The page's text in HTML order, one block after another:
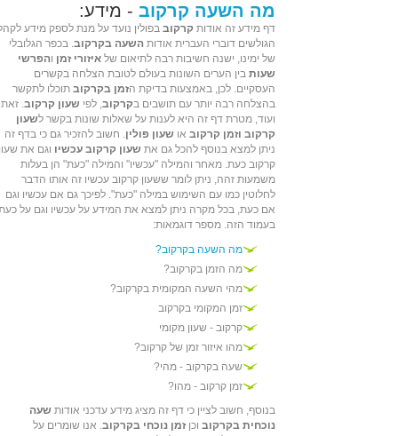
מה השעה קרקוב - מידע:
דף מידע זה אודות קרקוב בפולין נועד על מנת לספק מידע
הגולשים דוברי העברית אודות השעה בקרקוב. בכפר הגלובלי
של ימינו, ישנה חשיבות רבה לתיאום של איזורי זמן והפרשי
שעות בין הערים השונות בעולם לטובת הצלחה בקשרים
העסקיים. לכן, באמצעות בדיקת הזמן בקרקוב תוכלו לתקשר
בהצלחה רבה יותר עם תושבים בקרקוב, לפי שעון קרקוב. זאת
ועוד, מטרת דף זה היא לענות על שאלות שונות בקשר לשעון
קרקוב וזמן קרקוב או שעון פולין. חשוב להזכיר גם כי בדף זה
ניתן למצא בנוסף להכל גם את שעון קרקוב עכשיו וגם את
קרקוב כעת. מאחר והמילה "עכשיו" והמילה "כעת" הן בעלות
משמעות זהה, ניתן לומר ששעון קרקוב עכשיו זה אותו הדבר
לחלוטין כמו עם השימוש במילה "כעת". לפיכך גם אם עכשיו וגם
אם כעת, בכל מקרה ניתן למצא את המידע על עכשיו וגם על
בעמוד הזה. מספר דוגמאות:
מה השעה בקרקוב?
מה הזמן בקרקוב?
מהי השעה המקומית בקרקוב?
זמן המקומי בקרקוב
קרקוב - שעון מקומי
מהו איזור זמן של קרקוב?
שעה בקרקוב - מהי?
זמן קרקוב - מהו?
בנוסף, חשוב לציין כי דף זה מציג מידע עדכני אודות שעה
נוכחית בקרקוב וכןזמן נוכחי בקרקוב. אנו שומרים על